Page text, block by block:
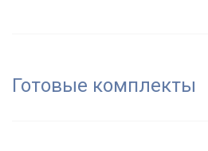
Готовые комплекты